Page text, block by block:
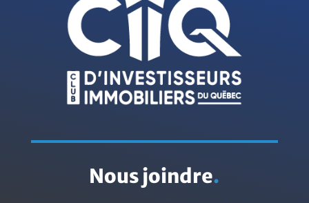
Nous joindre.